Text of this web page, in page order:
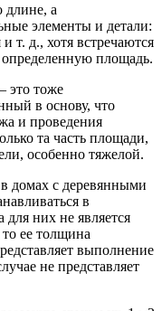
длине, а
элементы и детали:
т. д., хотя встречаются
площадь.
это тоже
в основу, что
и проведения
та часть площади,
особенно тяжелой.
домах с деревянными
в
них не является
ее толщина
выполнение
не представляет